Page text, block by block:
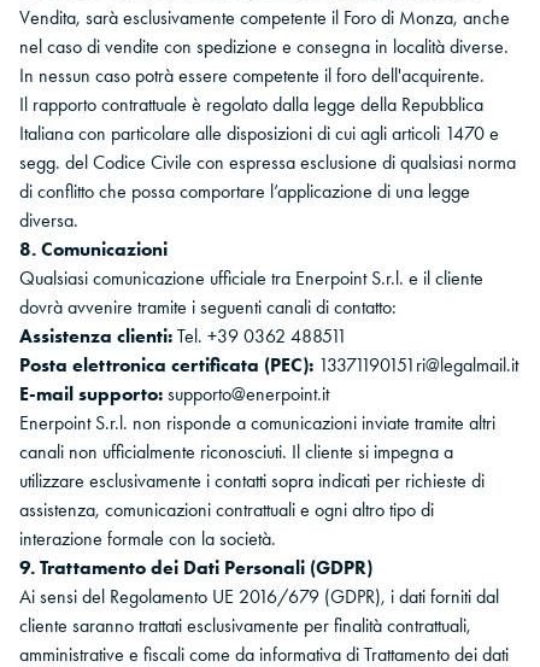
Vendita, sarà esclusivamente competente il Foro di Monza, anche
nel caso di vendite con spedizione e consegna in località diverse.
In nessun caso potrà essere competente il foro dell'acquirente.
Il rapporto contrattuale è regolato dalla legge della Repubblica
Italiana con particolare alle disposizioni di cui agli articoli 1470 e
segg. del Codice Civile con espressa esclusione di qualsiasi norma
di conflitto che possa comportare l’applicazione di una legge
diversa.
8. Comunicazioni
Qualsiasi comunicazione ufficiale tra Enerpoint S.r.l. e il cliente
dovrà avvenire tramite i seguenti canali di contatto:
Assistenza clienti: Tel. +39 0362 488511
Posta elettronica certificata (PEC): 13371190151ri@legalmail.it
E-mail supporto: supporto@enerpoint.it
Enerpoint S.r.l. non risponde a comunicazioni inviate tramite altri
canali non ufficialmente riconosciuti. Il cliente si impegna a
utilizzare esclusivamente i contatti sopra indicati per richieste di
assistenza, comunicazioni contrattuali e ogni altro tipo di
interazione formale con la società.
9. Trattamento dei Dati Personali (GDPR)
Ai sensi del Regolamento UE 2016/679 (GDPR), i dati forniti dal
cliente saranno trattati esclusivamente per finalità contrattuali,
amministrative e fiscali come da informativa di Trattamento dei dati